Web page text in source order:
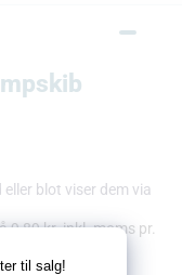
blot viser dem via
9,89 kr. inkl. moms pr.
til salg!